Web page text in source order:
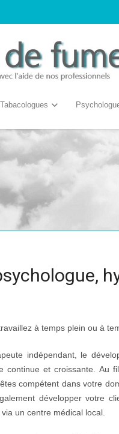
Tabacologues
à temps plein ou à
indépendant, le
continue et croissante. Au
compétent dans votre
développer votre
un centre médical local.